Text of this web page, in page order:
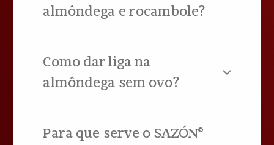
almôndega e rocambole?
Como dar liga na
almôndega sem ovo?
Para que serve o SAZÓN®